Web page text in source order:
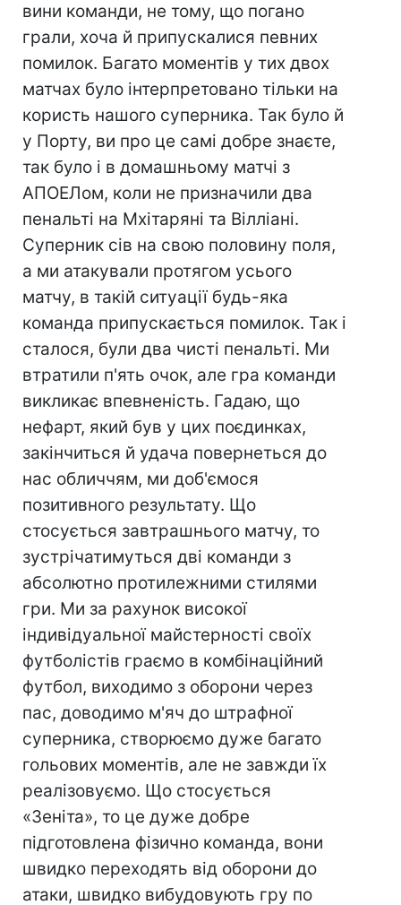
вини команди, не тому, що погано
грали, хоча й припускалися певних
помилок. Багато моментів у тих двох
матчах було інтерпретовано тільки на
користь нашого суперника. Так було й
у Порту, ви про це самі добре знаєте,
так було і в домашньому матчі з
АПОЕЛом, коли не призначили два
пенальті на Мхітаряні та Вілліані.
Суперник сів на свою половину поля,
а ми атакували протягом усього
матчу, в такій ситуації будь-яка
команда припускається помилок. Так і
сталося, були два чисті пенальті. Ми
втратили п'ять очок, але гра команди
викликає впевненість. Гадаю, що
нефарт, який був у цих поєдинках,
закінчиться й удача повернеться до
нас обличчям, ми доб'ємося
позитивного результату. Що
стосується завтрашнього матчу, то
зустрічатимуться дві команди з
абсолютно протилежними стилями
гри. Ми за рахунок високої
індивідуальної майстерності своїх
футболістів граємо в комбінаційний
футбол, виходимо з оборони через
пас, доводимо м'яч до штрафної
суперника, створюємо дуже багато
гольових моментів, але не завжди їх
реалізовуємо. Що стосується
«Зеніта», то це дуже добре
підготовлена фізично команда, вони
швидко переходять від оборони до
атаки, швидко вибудовують гру по